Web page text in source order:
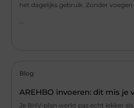
het dagelijks gebruik. Zonder
...
Blog
AREHBO invoeren: dit mis je
Je BHV-plan werkt pas echt lekker